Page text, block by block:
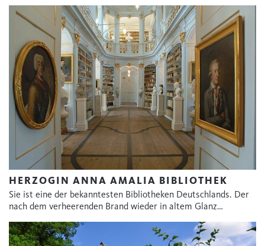
HERZOGIN ANNA AMALIA BIBLIOTHEK
Sie ist eine der bekanntesten Bibliotheken Deutschlands. Der
nach dem verheerenden Brand wieder in altem Glanz…